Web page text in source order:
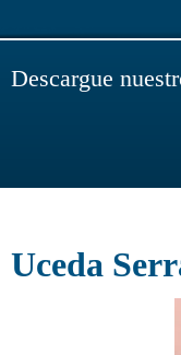
Descargue
Uceda